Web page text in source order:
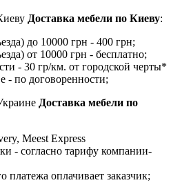
Доставка мебели по Киеву:
до 10000 грн - 400 грн;
от 10000 грн - бесплатно;
- 30 гр/км. от городской черты*
- по договоренности;
Доставка мебели по
Meest Express
- согласно тарифу компании-
платежа оплачивает заказчик;